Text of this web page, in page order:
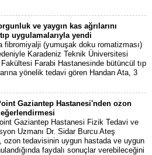
ve yaygın kas ağrılarını
uygulamalarıyla yendi
fibromiyalji (yumuşak doku romatizması)
Karadeniz Teknik Üniversitesi
Fakültesi Farabi Hastanesinde bütüncül tıp
yönelik tedavi gören Handan Ata, 3
Gaziantep Hastanesi'nden ozon
Gaziantep Hastanesi Fizik Tedavi ve
Uzmanı Dr. Sidar Burcu Ateş
ozon tedavisinin uygun hastada ve uygun
faydalı sonuçlar verebileceğini